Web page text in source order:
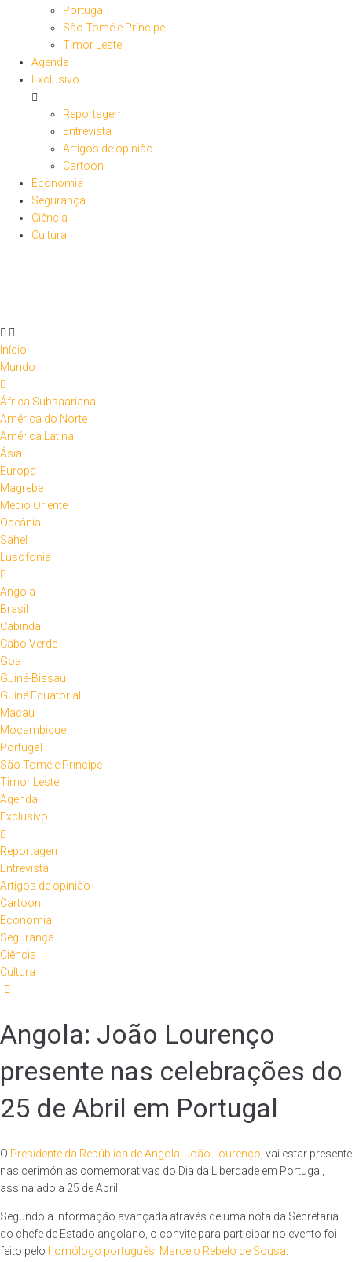
Portugal
São Tomé e Príncipe
Timor Leste
Agenda
Exclusivo
Reportagem
Entrevista
Artigos de opinião
Cartoon
Economia
Segurança
Ciência
Cultura
Início
Mundo
África Subsaariana
América do Norte
América Latina
Ásia
Europa
Magrebe
Médio Oriente
Oceânia
Sahel
Lusofonia
Angola
Brasil
Cabinda
Cabo Verde
Goa
Guiné-Bissau
Guiné Equatorial
Macau
Moçambique
Portugal
São Tomé e Príncipe
Timor Leste
Agenda
Exclusivo
Reportagem
Entrevista
Artigos de opinião
Cartoon
Economia
Segurança
Ciência
Cultura
Angola: João Lourenço
presente nas celebrações do
25 de Abril em Portugal
O Presidente da República de Angola, João Lourenço , vai estar presente
nas cerimónias comemorativas do Dia da Liberdade em Portugal,
assinalado a 25 de Abril.
Segundo a informação avançada através de uma nota da Secretaria
do chefe de Estado angolano, o convite para participar no evento foi
feito pelo homólogo português, Marcelo Rebelo de Sousa